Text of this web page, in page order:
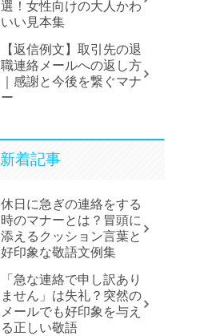
選！女性向けの大人かわ
いい見本集
【返信例文】取引先の退
職連絡メールへの返し方
｜感謝と今後を繋ぐマナ
ー
新着記事
休日に急ぎの連絡をする
時のマナーとは？冒頭に
添えるクッション言葉と
好印象な敬語文例集
「急な連絡で申し訳あり
ません」は失礼？突然の
メールでも好印象を与え
る正しい敬語